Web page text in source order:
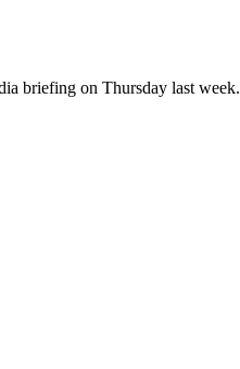
briefing on Thursday last week.